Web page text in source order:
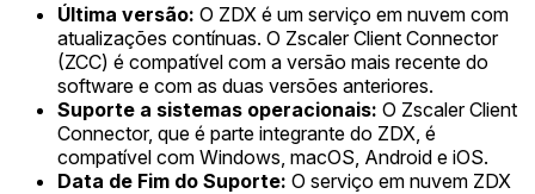
Última versão: O ZDX é um serviço em nuvem com
atualizações contínuas. O Zscaler Client Connector
(ZCC) é compatível com a versão mais recente do
software e com as duas versões anteriores.
Suporte a sistemas operacionais: O Zscaler Client
Connector, que é parte integrante do ZDX, é
compatível com Windows, macOS, Android e iOS.
Data de Fim do Suporte: O serviço em nuvem ZDX